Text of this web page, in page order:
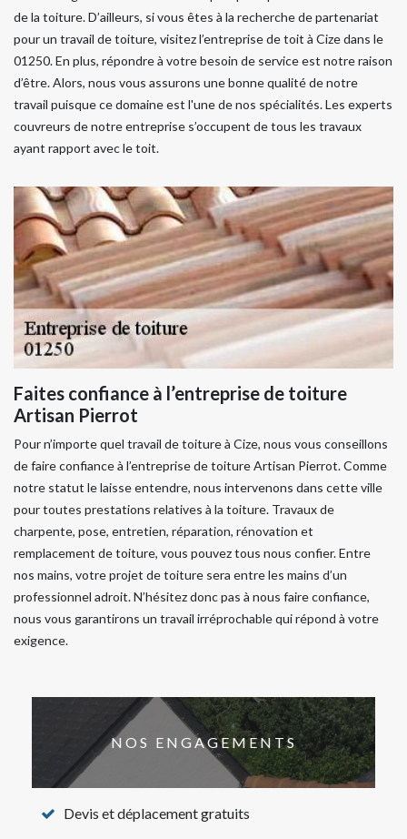
de la toiture. D’ailleurs, si vous êtes à la recherche de partenariat
pour un travail de toiture, visitez l’entreprise de toit à Cize dans le
01250. En plus, répondre à votre besoin de service est notre raison
d’être. Alors, nous vous assurons une bonne qualité de notre
travail puisque ce domaine est l'une de nos spécialités. Les experts
couvreurs de notre entreprise s’occupent de tous les travaux
ayant rapport avec le toit.
Faites confiance à l’entreprise de toiture
Artisan Pierrot
Pour n’importe quel travail de toiture à Cize, nous vous conseillons
de faire confiance à l’entreprise de toiture Artisan Pierrot. Comme
notre statut le laisse entendre, nous intervenons dans cette ville
pour toutes prestations relatives à la toiture. Travaux de
charpente, pose, entretien, réparation, rénovation et
remplacement de toiture, vous pouvez tous nous confier. Entre
nos mains, votre projet de toiture sera entre les mains d’un
professionnel adroit. N’hésitez donc pas à nous faire confiance,
nous vous garantirons un travail irréprochable qui répond à votre
exigence.
NOS ENGAGEMENTS
Devis et déplacement gratuits